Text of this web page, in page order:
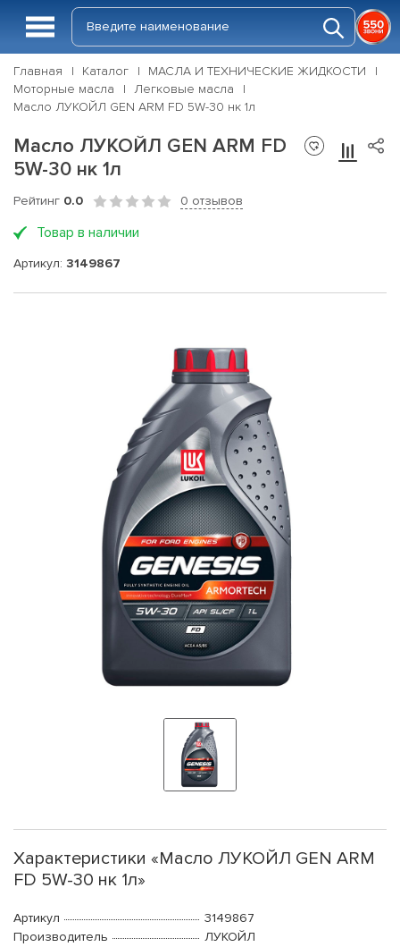
Главная Каталог
МАСЛА И ТЕХНИЧЕСКИЕ ЖИДКОСТИ
Моторные масла
Легковые масла
Масло ЛУКОЙЛ GEN ARM FD 5W-30 нк 1л
Масло ЛУКОЙЛ GEN ARM FD
5W-30 нк 1л
Рейтинг 0.0 0 отзывов
Товар в наличии
Артикул: 3149867
Характеристики «Масло ЛУКОЙЛ GEN ARM
FD 5W-30 нк 1л»
Артикул
3149867
Производитель
ЛУКОЙЛ